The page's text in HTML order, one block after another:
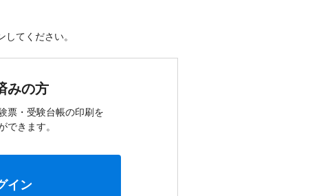
てください。
みの方
票・受験台帳の印刷を
できます。
イン